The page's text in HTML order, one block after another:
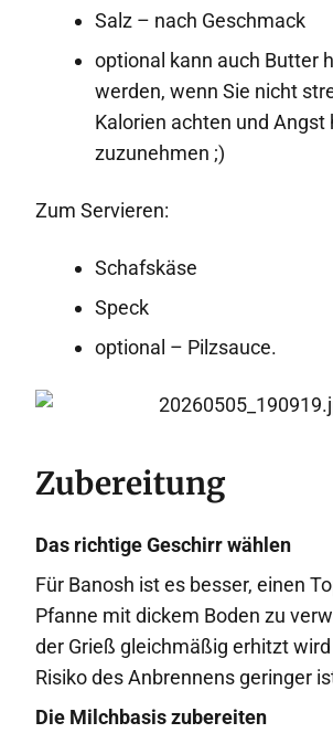
Salz – nach Geschmack
optional kann auch Butter
werden, wenn Sie nicht
Kalorien achten und Angst
zuzunehmen ;)
Zum Servieren:
Schafskäse
Speck
optional – Pilzsauce.
Zubereitung
Das richtige Geschirr wählen
Für Banosh ist es besser, einen
Pfanne mit dickem Boden zu
der Grieß gleichmäßig erhitzt
Risiko des Anbrennens geringer
Die Milchbasis zubereiten